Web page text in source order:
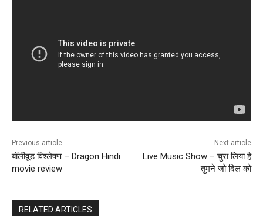
Previous article
बॉलीवूड विश्लेषण – Dragon Hindi
movie review
Next article
Live Music Show – चुरा लिया है
तुमने जो दिल को
RELATED ARTICLES